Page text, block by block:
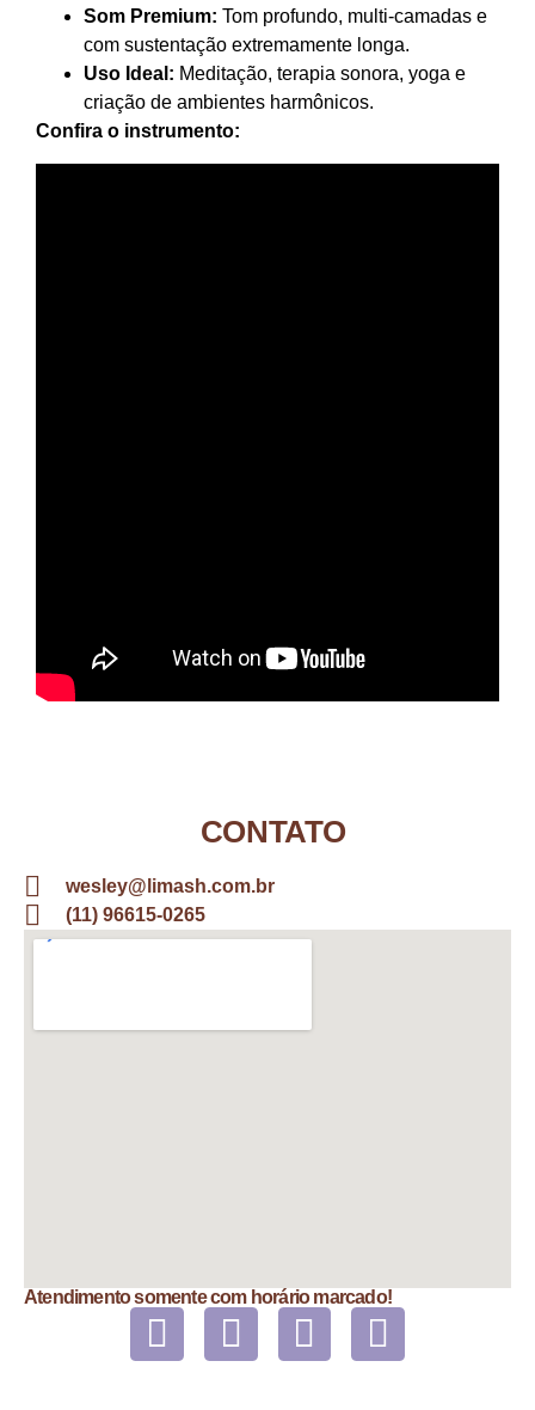
Som Premium: Tom profundo, multi-camadas e
com sustentação extremamente longa.
Uso Ideal: Meditação, terapia sonora, yoga e
criação de ambientes harmônicos.
Confira o instrumento:
CONTATO
wesley@limash.com.br
(11) 96615-0265
Atendimento somente com horário marcado!